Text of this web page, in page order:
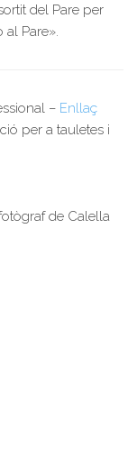
del Pare per
al Pare».
– Enllaç
per a tauletes i
de Calella